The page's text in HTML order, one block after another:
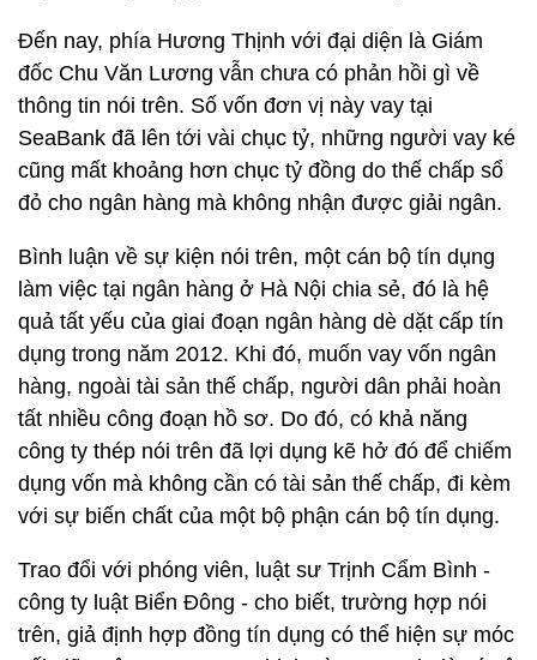
Đến nay, phía Hương Thịnh với đại diện là Giám
đốc Chu Văn Lương vẫn chưa có phản hồi gì về
thông tin nói trên. Số vốn đơn vị này vay tại
SeaBank đã lên tới vài chục tỷ, những người vay ké
cũng mất khoảng hơn chục tỷ đồng do thế chấp sổ
đỏ cho ngân hàng mà không nhận được giải ngân.
Bình luận về sự kiện nói trên, một cán bộ tín dụng
làm việc tại ngân hàng ở Hà Nội chia sẻ, đó là hệ
quả tất yếu của giai đoạn ngân hàng dè dặt cấp tín
dụng trong năm 2012. Khi đó, muốn vay vốn ngân
hàng, ngoài tài sản thế chấp, người dân phải hoàn
tất nhiều công đoạn hồ sơ. Do đó, có khả năng
công ty thép nói trên đã lợi dụng kẽ hở đó để chiếm
dụng vốn mà không cần có tài sản thế chấp, đi kèm
với sự biến chất của một bộ phận cán bộ tín dụng.
Trao đổi với phóng viên, luật sư Trịnh Cẩm Bình -
công ty luật Biển Đông - cho biết, trường hợp nói
trên, giả định hợp đồng tín dụng có thể hiện sự móc